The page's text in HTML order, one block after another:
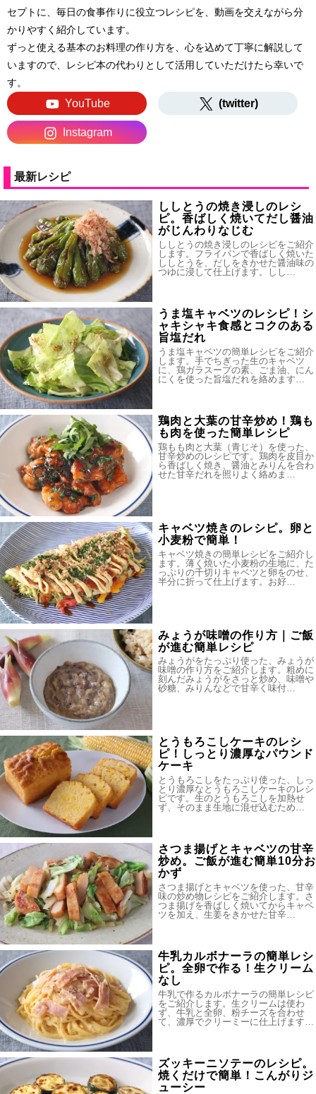
セプトに、毎日の食事作りに役立つレシピを、動画を交えながら分
かりやすく紹介しています。
ずっと使える基本のお料理の作り方を、心を込めて丁寧に解説して
いますので、レシピ本の代わりとして活用していただけたら幸いで
す。
YouTube (twitter)
Instagram
最新レシピ
ししとうの焼き浸しのレシ
ピ。香ばしく焼いてだし醤油
がじんわりなじむ
ししとうの焼き浸しのレシピをご紹介
します。フライパンで香ばしく焼いた
ししとうを、だしをきかせた醤油味の
つゆに浸して仕上げます。しし…
うま塩キャベツのレシピ！シ
ャキシャキ食感とコクのある
旨塩だれ
うま塩キャベツの簡単レシピをご紹介
します。手でちぎった生のキャベツ
に、鶏ガラスープの素、ごま油、にん
にくを使った旨塩だれを絡めます…
鶏肉と大葉の甘辛炒め！鶏も
も肉を使った簡単レシピ
鶏もも肉と大葉（青じそ）を使った、
甘辛炒めのレシピです。鶏肉を皮目か
ら香ばしく焼き、醤油とみりんを合わ
せた甘辛だれを照りよく絡めま…
キャベツ焼きのレシピ。卵と
小麦粉で簡単！
キャベツ焼きの簡単レシピをご紹介し
ます。薄く焼いた小麦粉の生地に、た
っぷりの千切りキャベツと卵をのせ、
半分に折って仕上げます。お好…
みょうが味噌の作り方｜ご飯
が進む簡単レシピ
みょうがをたっぷり使った、みょうが
味噌の作り方をご紹介します。粗めに
刻んだみょうがをさっと炒め、味噌や
砂糖、みりんなどで甘辛く味付…
とうもろこしケーキのレシ
ピ！しっとり濃厚なパウンド
ケーキ
とうもろこしをたっぷり使った、しっ
とり濃厚なとうもろこしケーキのレシ
ピです。生のとうもろこしを加熱せ
ず、そのまま生地に混ぜ込むため…
さつま揚げとキャベツの甘辛
炒め。ご飯が進む簡単10分お
かず
さつま揚げとキャベツを使った、甘辛
味の炒め物レシピをご紹介します。さ
つま揚げを香ばしく焼いてからキャベ
ツを加え、生姜をきかせた甘辛…
牛乳カルボナーラの簡単レシ
ピ。全卵で作る！生クリーム
なし
牛乳で作るカルボナーラの簡単レシピ
をご紹介します。生クリームは使わ
ず、牛乳と全卵、粉チーズを合わせ
て、濃厚でクリーミーに仕上げます…
ズッキーニソテーのレシピ。
焼くだけで簡単！こんがりジ
ューシー